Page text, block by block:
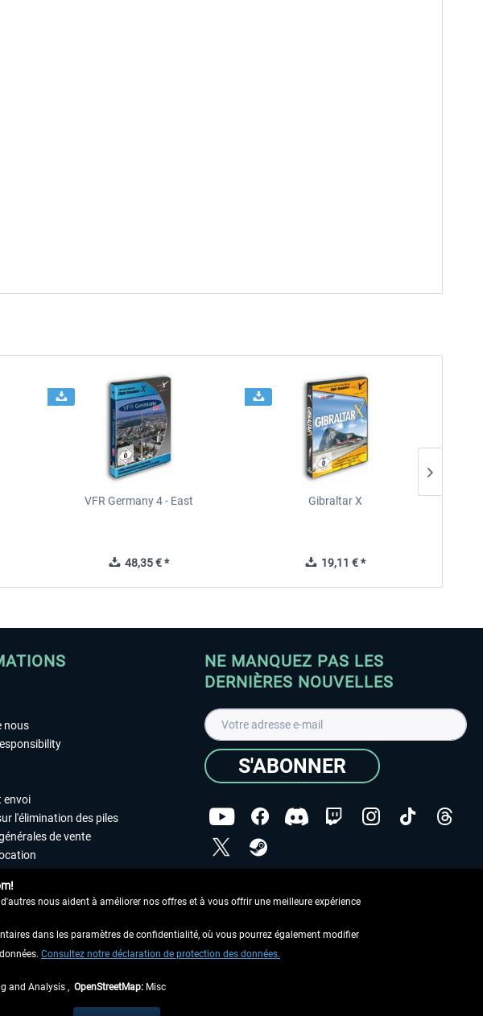
VFR Germany 4 - East
48,35 € *
Gibraltar X
19,11 € *
nous
envoi
l'élimination des piles
de vente
NE MANQUEZ PAS LES
DERNIÈRES NOUVELLES
S'ABONNER
Copyright © Aerosoft GmbH - Tous droits réservés
frais de remboursement, si aucune description contraire.
nous aident à améliorer nos offres et à vous offrir une meilleure expérience
dans les paramètres de confidentialité, où vous pourrez également modifier
Consultez notre déclaration de protection des données.
and Analysis , OpenStreetMap: Misc